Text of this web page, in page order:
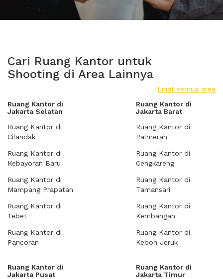
Cari Ruang Kantor untuk
Shooting di Area Lainnya
Lihat semua area
Ruang Kantor di
Jakarta Selatan
Ruang Kantor di
Cilandak
Ruang Kantor di
Kebayoran Baru
Ruang Kantor di
Mampang Prapatan
Ruang Kantor di
Tebet
Ruang Kantor di
Pancoran
Ruang Kantor di
Jakarta Barat
Ruang Kantor di
Palmerah
Ruang Kantor di
Cengkareng
Ruang Kantor di
Tamansari
Ruang Kantor di
Kembangan
Ruang Kantor di
Kebon Jeruk
Ruang Kantor di
Jakarta Pusat
Ruang Kantor di
Jakarta Timur